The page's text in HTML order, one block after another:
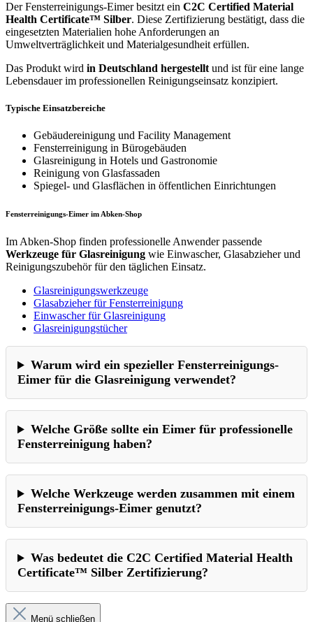
Der Fensterreinigungs-Eimer besitzt ein C2C Certified Material
Health Certificate™ Silber. Diese Zertifizierung bestätigt, dass die
eingesetzten Materialien hohe Anforderungen an
Umweltverträglichkeit und Materialgesundheit erfüllen.
Das Produkt wird in Deutschland hergestellt und ist für eine lange
Lebensdauer im professionellen Reinigungseinsatz konzipiert.
Typische Einsatzbereiche
Gebäudereinigung und Facility Management
Fensterreinigung in Bürogebäuden
Glasreinigung in Hotels und Gastronomie
Reinigung von Glasfassaden
Spiegel- und Glasflächen in öffentlichen Einrichtungen
Fensterreinigungs-Eimer im Abken-Shop
Im Abken-Shop finden professionelle Anwender passende
Werkzeuge für Glasreinigung wie Einwascher, Glasabzieher und
Reinigungszubehör für den täglichen Einsatz.
Glasreinigungswerkzeuge
Glasabzieher für Fensterreinigung
Einwascher für Glasreinigung
Glasreinigungstücher
Warum wird ein spezieller Fensterreinigungs-
Eimer für die Glasreinigung verwendet?
Welche Größe sollte ein Eimer für professionelle
Fensterreinigung haben?
Welche Werkzeuge werden zusammen mit einem
Fensterreinigungs-Eimer genutzt?
Was bedeutet die C2C Certified Material Health
Certificate™ Silber Zertifizierung?
Menü schließen